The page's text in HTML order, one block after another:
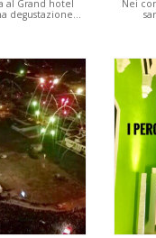
al Grand hotel
degustazione…
Nei